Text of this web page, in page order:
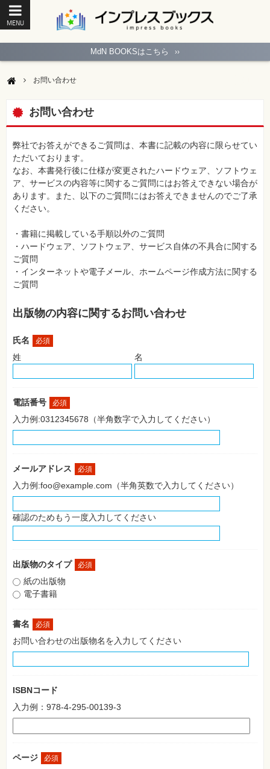
MENU
ペ
ジ
ソ
コ
ン
フ
ト
モ
バ
イ
ル・
ス
フ
ォ
ン・
SNS
作
成・
ケ
ィ
ン
ビ
ジ
ネ
ス・
み
メ
ラ・
真
資
験
プ
ロ
グ
ミ
ン
ネ
ー
テ
ク
MdN BOOKSはこちら ››
お問い合わせ
お問い合わせ
弊社でお答えができるご質問は、本書に記載の内容に限らせてい
ただいております。
なお、本書発行後に仕様が変更されたハードウェア、ソフトウェ
ア、サービスの内容等に関するご質問にはお答えできない場合が
あります。また、以下のご質問にはお答えできませんのでご了承
ください。
・書籍に掲載している手順以外のご質問
・ハードウェア、ソフトウェア、サービス自体の不具合に関する
ご質問
・インターネットや電子メール、ホームページ作成方法に関する
ご質問
出版物の内容に関するお問い合わせ
氏名 必須
姓 名
電話番号 必須
入力例:0312345678（半角数字で入力してください）
メールアドレス 必須
入力例:foo@example.com（半角英数で入力してください）
確認のためもう一度入力してください
出版物のタイプ 必須
紙の出版物
電子書籍
書名 必須
お問い合わせの出版物名を入力してください
ISBNコード
入力例：978-4-295-00139-3
ページ 必須